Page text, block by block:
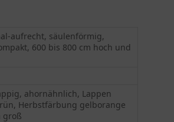
aufrecht, säulenförmig,
600 bis 800 cm hoch und
ahornähnlich, Lappen
Herbstfärbung gelborange
groß